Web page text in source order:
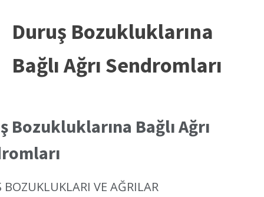
Duruş Bozukluklarına
Bağlı Ağrı Sendromları
Bozukluklarına Bağlı Ağrı
BOZUKLUKLARI VE AĞRILAR